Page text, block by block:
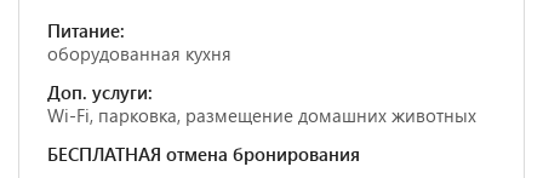
Питание:
оборудованная кухня
Доп. услуги:
Wi-Fi, парковка, размещение домашних животных
БЕСПЛАТНАЯ отмена бронирования